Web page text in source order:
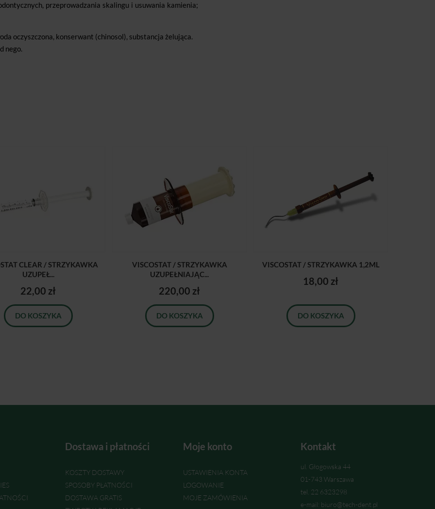
przeprowadzania skalingu i usuwania kamienia;
oczyszczona, konserwant (chinosol), substancja żelująca.
nego.
CLEAR / STRZYKAWKA
UZUPEŁ...
22,00 zł
DO KOSZYKA
VISCOSTAT / STRZYKAWKA
UZUPEŁNIAJĄC...
220,00 zł
DO KOSZYKA
VISCOSTAT / STRZYKAWKA 1,2ML
18,00 zł
DO KOSZYKA
Dostawa i płatności
KOSZTY DOSTAWY
SPOSOBY PŁATNOŚCI
DOSTAWA GRATIS
Moje konto
USTAWIENIA KONTA
LOGOWANIE
MOJE ZAMÓWIENIA
Kontakt
ul. Głogowska 44
01-743 Warszawa
tel. 22 6323298
e-mail: biuro@tech-dent.pl